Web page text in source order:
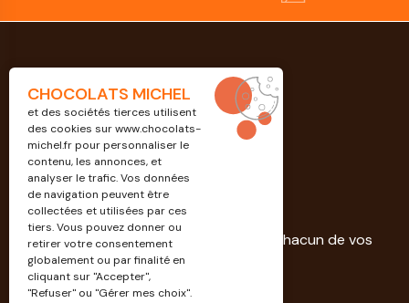
Professionnels
Découvrez nos solutions dédiées à chacun de vos
projets.
CHOCOLATS MICHEL
et des sociétés tierces utilisent
des cookies surwww.chocolats-
michel.frpour personnaliser le
contenu, les annonces, et
analyser le trafic. Vos données
de navigation peuvent être
collectées et utilisées par ces
tiers. Vous pouvez donner ou
retirer votre consentement
globalement ou par finalité en
cliquant sur "Accepter",
"Refuser" ou "Gérer mes choix".